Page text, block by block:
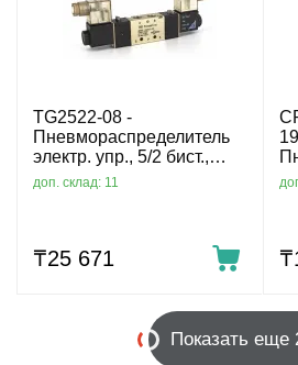
TG2522-08 -
Пневмораспределитель
электр. упр., 5/2 бист.,
G1/4, без катуш.
доп. склад: 11
₸25 671 ₸
Показать еще